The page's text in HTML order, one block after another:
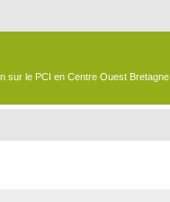
sur le PCI en Centre Ouest Bretagne